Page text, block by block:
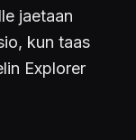
jaetaan
kun taas
Explorer